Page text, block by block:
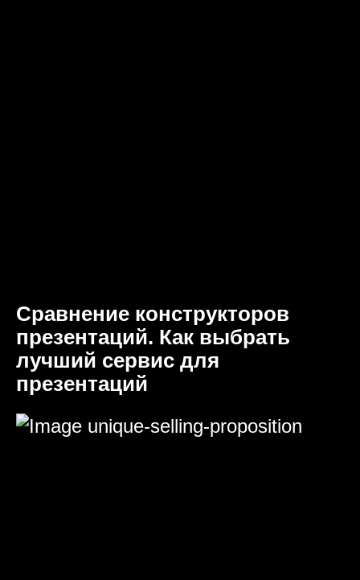
Сравнение конструкторов
презентаций. Как выбрать
лучший сервис для
презентаций